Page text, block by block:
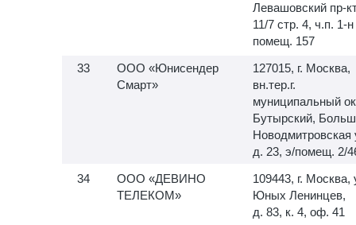
Левашовский пр-
11/7 стр. 4, ч.п. 1-н
помещ. 157
ООО «Юнисендер
Смарт»
127015, г. Москва,
вн.тер.г.
муниципальный
Бутырский,
Новодмитровская
д. 23, э/помещ. 2/
ООО «ДЕВИНО
ТЕЛЕКОМ»
109443, г. Москва,
Юных Ленинцев,
д. 83, к. 4, оф. 41